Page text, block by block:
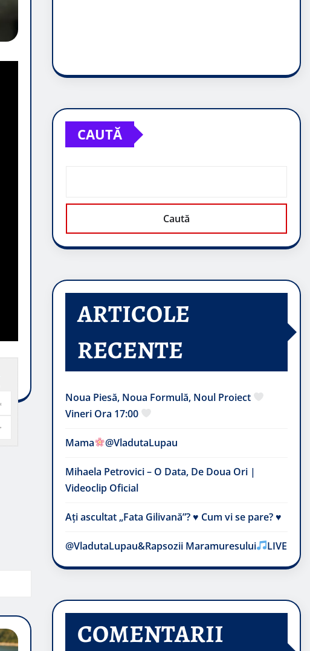
CAUTĂ
Caută
ARTICOLE
RECENTE
Noua Piesă, Noua Formulă, Noul Proiect
Vineri Ora 17:00
Mama @VladutaLupau
Mihaela Petrovici – O Data, De Doua Ori |
Videoclip Oficial
Ați ascultat „Fata Gilivană”? ♥️ Cum vi se pare? ♥️
@VladutaLupau&Rapsozii Maramuresului LIVE
COMENTARII